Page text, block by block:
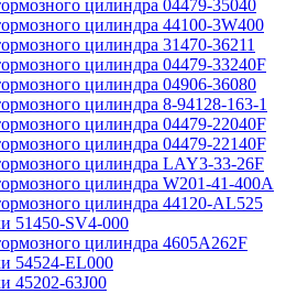
цилиндра 04479-35040
цилиндра 44100-3W400
цилиндра 31470-36211
цилиндра 04479-33240F
цилиндра 04906-36080
цилиндра 8-94128-163-1
цилиндра 04479-22040F
цилиндра 04479-22140F
цилиндра LAY3-33-26F
цилиндра W201-41-400A
цилиндра 44120-AL525
51450-SV4-000
цилиндра 4605A262F
54524-EL000
45202-63J00